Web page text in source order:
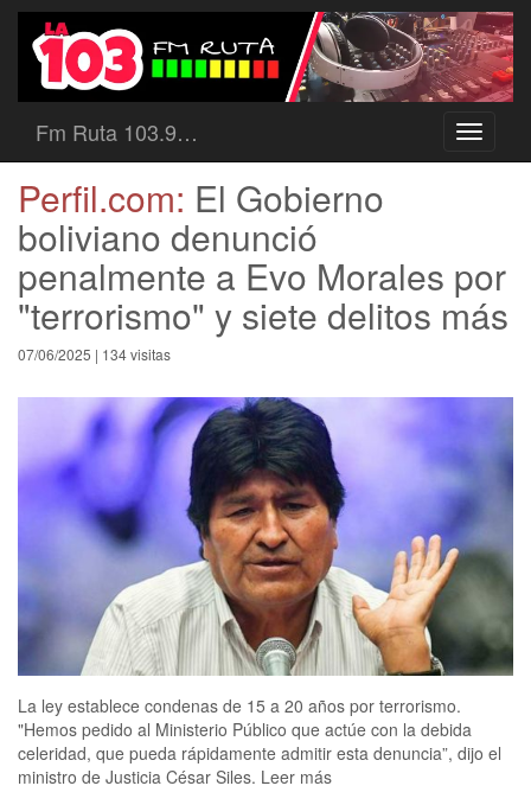
Toggle
Fm Ruta 103.9…
Perfil.com: El Gobierno
boliviano denunció
penalmente a Evo Morales por
"terrorismo" y siete delitos más
07/06/2025 | 134 visitas
La ley establece condenas de 15 a 20 años por terrorismo.
"Hemos pedido al Ministerio Público que actúe con la debida
celeridad, que pueda rápidamente admitir esta denuncia”, dijo el
ministro de Justicia César Siles. Leer más